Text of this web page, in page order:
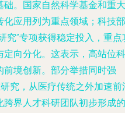
。国家自然科学基金和重大
应用列为重点领域；科技部
究”专项获得稳定投入，重点
向分化。这表示，高站位科
境创新。部分举措同时强
究，从医疗传统之外加速前
界人才科研团队初步形成的